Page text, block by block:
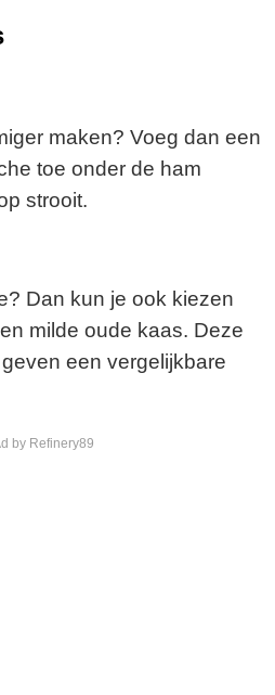
maken? Voeg dan een
toe onder de ham
strooit.
Dan kun je ook kiezen
milde oude kaas. Deze
een vergelijkbare
by Refinery89